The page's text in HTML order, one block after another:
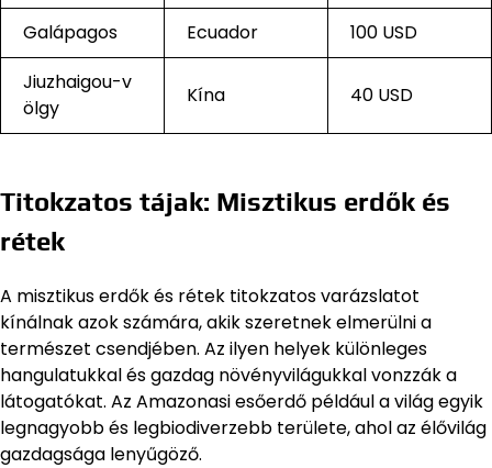
Galápagos
Ecuador
100 USD
Jiuzhaigou-v
ölgy
Kína 40 USD
Titokzatos tájak: Misztikus erdők és
rétek
A misztikus erdők és rétek titokzatos varázslatot
kínálnak azok számára, akik szeretnek elmerülni a
természet csendjében. Az ilyen helyek különleges
hangulatukkal és gazdag növényvilágukkal vonzzák a
látogatókat. Az Amazonasi esőerdő például a világ egyik
legnagyobb és legbiodiverzebb területe, ahol az élővilág
gazdagsága lenyűgöző.